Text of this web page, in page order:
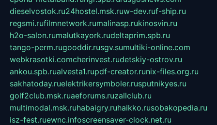
dieselvostok.ru24hostel.msk.ruw-dev.ruf-ship.ru
regsmi.rufilmnetwork.rumalinasp.rukinosvin.ru
h2o-salon.rumalutkayork.rudeltaprim.spb.ru
tango-perm.rugooddir.rusgv.sumultiki-online.com
webkrasotki.comcherinvest.rudetskiy-ostrov.ru
ankou.spb.rualvesta1.rupdf-creator.runix-files.org.ru
sakhatoday.ruelektrikersymboler.rusputnikyes.ru
golf2club.msk.ruaeforums.ruzallclub.ru
multimodal.msk.ruhabaigry.ruhaikko.rusobakopedia.ru
isz-fest.ruewnc.infoscreensaver-clock.net.ru